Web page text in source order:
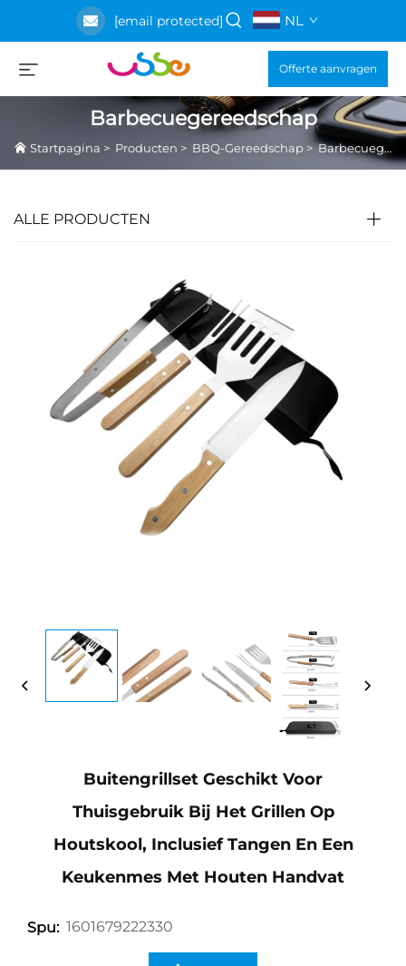
[email protected] NL
Offerte aanvragen
Barbecuegereedschap
Startpagina > Producten > BBQ-Gereedschap >Barbecuegereedschap
ALLE PRODUCTEN
Buitengrillset Geschikt Voor
Thuisgebruik Bij Het Grillen Op
Houtskool, Inclusief Tangen En Een
Keukenmes Met Houten Handvat
Spu: 1601679222330